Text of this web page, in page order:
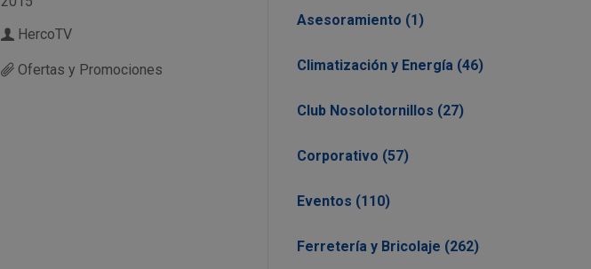
HercoTV
Ofertas y Promociones
Asesoramiento (1)
Climatización y Energía (46)
Club Nosolotornillos (27)
Corporativo (57)
Eventos (110)
Ferretería y Bricolaje (262)